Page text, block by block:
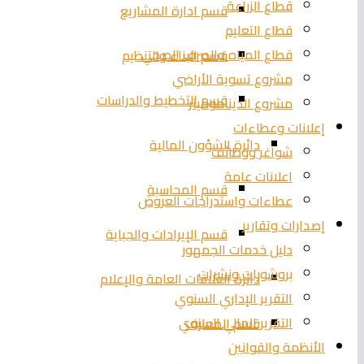
قسم ادارة المشاريع
قسم البناء والتنظيم
قسم التخطيط والدراسات
دائرة الشؤون المالية
قسم المحاسبة
قسم الإيرادات والجباية
دائرة العلاقات العامة والإعلام
قسم المعارف
قطاع الزراعة
قطاع التعليم
قطاع المياه والصرف الصحي
مشروع تسوية الأراضي
مشروع الديناموميتر
إعلانات وعطاءات
شواغر ووظائف
اعلانات عامة
عطاءات واستدراجات العروض
إصدارات وتقارير
دليل خدمات الجمهور
بروشورات ونشرات
التقرير الإداري السنوي
التقرير المالي السنوي
الأنظمة والقوانين